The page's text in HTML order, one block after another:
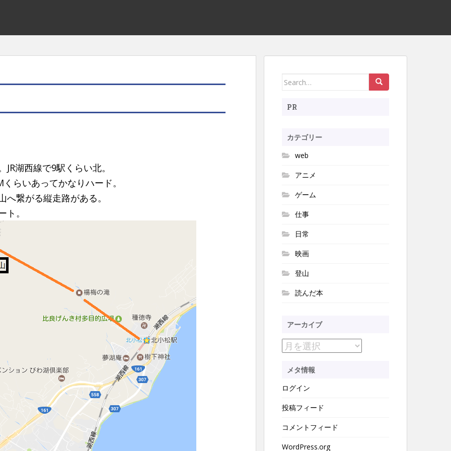
湖西線で9駅くらい北。
らいあってかなりハード。
繋がる縦走路がある。
。
Search
PR
カテゴリー
web
アニメ
ゲーム
仕事
日常
映画
登山
読んだ本
アーカイブ
ア
カ
イ
ブ
メタ情報
ログイン
投稿フィード
コメントフィード
WordPress.org